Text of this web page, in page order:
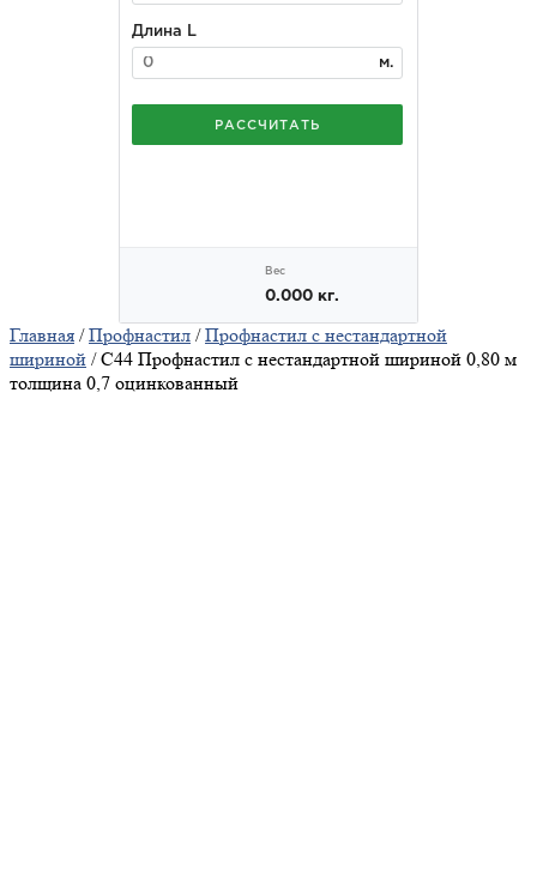
Главная /Профнастил /Профнастил с нестандартной
шириной / С44 Профнастил с нестандартной шириной 0,80 м
толщина 0,7 оцинкованный